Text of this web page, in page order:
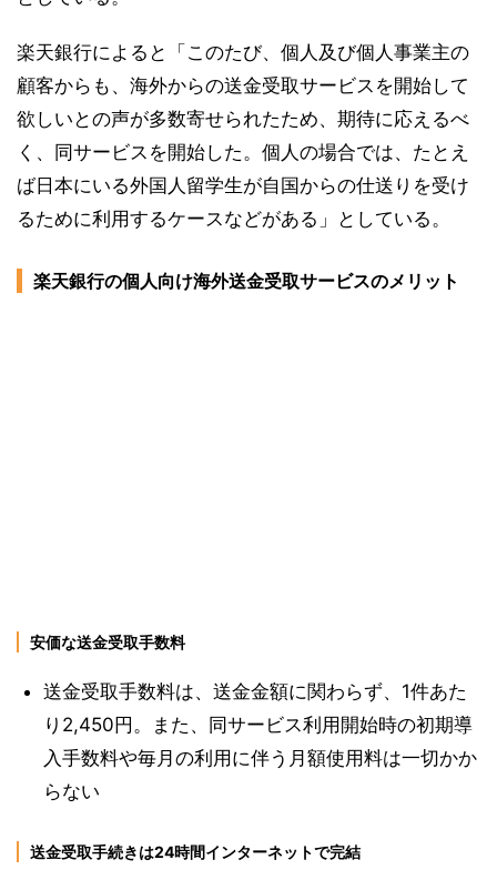
楽天銀行によると「このたび、個人及び個人事業主の
顧客からも、海外からの送金受取サービスを開始して
欲しいとの声が多数寄せられたため、期待に応えるべ
く、同サービスを開始した。個人の場合では、たとえ
ば日本にいる外国人留学生が自国からの仕送りを受け
るために利用するケースなどがある」としている。
楽天銀行の個人向け海外送金受取サービスのメリット
安価な送金受取手数料
送金受取手数料は、送金金額に関わらず、1件あた
り2,450円。また、同サービス利用開始時の初期導
入手数料や毎月の利用に伴う月額使用料は一切かか
らない
送金受取手続きは24時間インターネットで完結